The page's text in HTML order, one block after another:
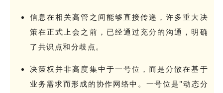
信息在相关高管之间能够直接传递，许多重大决
策在正式上会之前，已经通过充分的沟通，明确
了共识点和分歧点。
决策权并非高度集中于一号位，而是分散在基于
业务需求而形成的协作网络中。一号位是"动态分